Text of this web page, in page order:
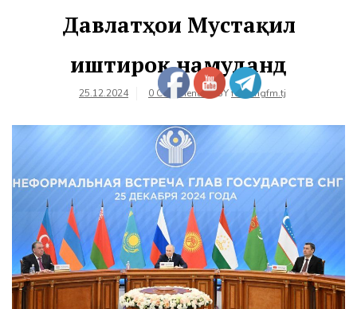
Давлатҳои Мустақил
иштирок намуданд
25.12.2024 0 Comments BYfarhangfm.tj